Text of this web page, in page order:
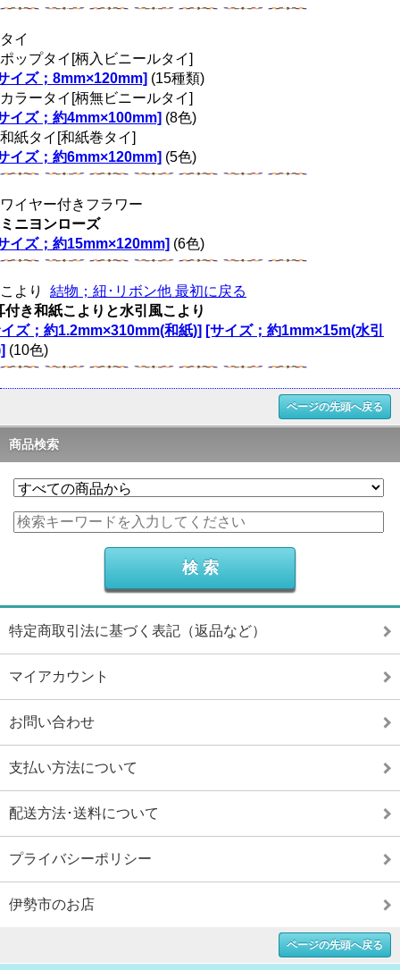
タイ
ポップタイ[柄入ビニールタイ]
イズ；8mm×120mm] (15種類)
カラータイ[柄無ビニールタイ]
イズ；約4mm×100mm] (8色)
和紙タイ[和紙巻タイ]
イズ；約6mm×120mm] (5色)
ワイヤー付きフラワー
ミニヨンローズ
イズ；約15mm×120mm] (6色)
こより
結物；紐･リボン他 最初に戻る
付き和紙こよりと水引風こより
ズ；約1.2mm×310mm(和紙)] [サイズ；約1mm×15m(水引
(10色)
ページの先頭へ戻る
商品検索
特定商取引法に基づく表記（返品など）
マイアカウント
お問い合わせ
支払い方法について
配送方法･送料について
プライバシーポリシー
伊勢市のお店
ページの先頭へ戻る